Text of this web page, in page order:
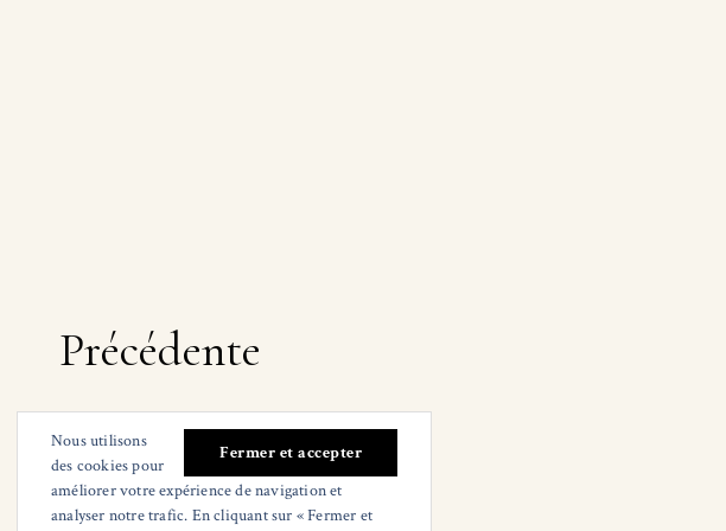
Navigation
des
Précédente
Nous utilisons
des cookies pour
améliorer votre expérience de navigation et
analyser notre trafic. En cliquant sur « Fermer et